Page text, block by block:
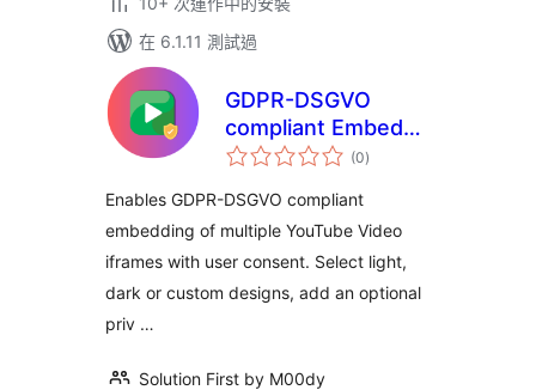
在 6.1.11 測試過
GDPR-DSGVO
compliant Embeds
for YouTube Videos
(0總
評)
Enables GDPR-DSGVO compliant
embedding of multiple YouTube Video
iframes with user consent. Select light,
dark or custom designs, add an optional
priv …
Solution First by M00dy